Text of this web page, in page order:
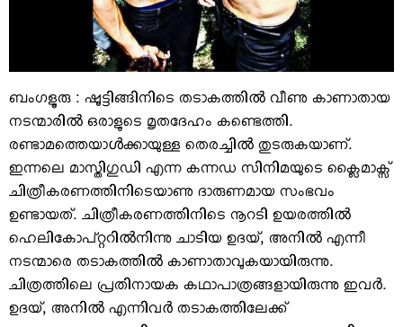
ബംഗളൂരു : ഷൂട്ടിങ്ങിനിടെ തടാകത്തിൽ വീണു കാണാതായ
നടന്മാരിൽ ഒരാളുടെ മൃതദേഹം കണ്ടെത്തി.
രണ്ടാമത്തെയാൾക്കായുള്ള തെരച്ചിൽ തുടരുകയാണ്.
ഇന്നലെ മാസ്തിഗുഡി എന്ന കന്നഡ സിനിമയുടെ ക്ലൈമാക്സ്
ചിത്രീകരണത്തിനിടെയാണു ദാരുണമായ സംഭവം
ഉണ്ടായത്. ചിത്രീകരണത്തിനിടെ നൂറടി ഉയരത്തിൽ
ഹെലികോപ്റ്ററിൽനിന്നു ചാടിയ ഉദയ്, അനിൽ എന്നീ
നടന്മാരെ തടാകത്തിൽ കാണാതാവുകയായിരുന്നു.
ചിത്രത്തിലെ പ്രതിനായക കഥാപാത്രങ്ങളായിരുന്നു ഇവർ.
ഉദയ്, അനിൽ എന്നിവർ തടാകത്തിലേക്ക്